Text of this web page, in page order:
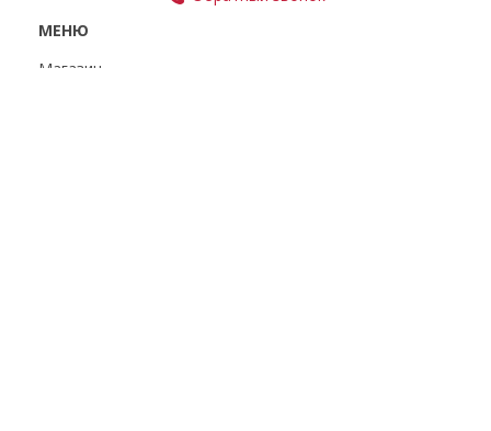
МЕНЮ
Магазин